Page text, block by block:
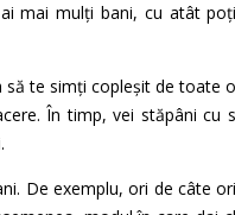
mai mulți bani, cu atât
te simți copleșit de toate
În timp, vei stăpâni cu
De exemplu, ori de câte